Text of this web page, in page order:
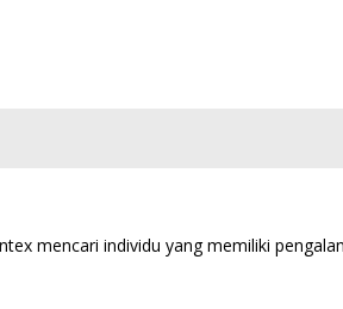
mencari individu yang memiliki